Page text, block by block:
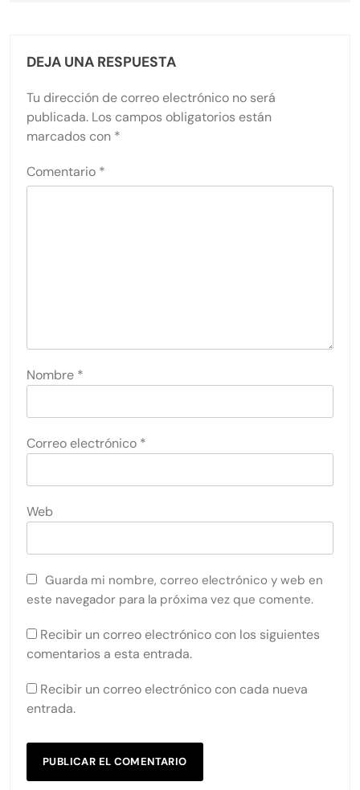
DEJA UNA RESPUESTA
Tu dirección de correo electrónico no será
publicada. Los campos obligatorios están
marcados con *
Comentario *
Nombre *
Correo electrónico *
Web
Guarda mi nombre, correo electrónico y web en
este navegador para la próxima vez que comente.
Recibir un correo electrónico con los siguientes
comentarios a esta entrada.
Recibir un correo electrónico con cada nueva
entrada.